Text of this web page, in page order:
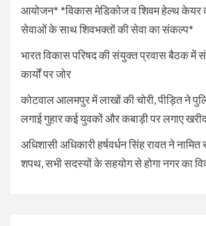
आयोजन* *विकास मेडिकोज व शिवम हेल्थ केयर
सेवाओं के साथ शिवभक्तों की सेवा का संकल्प*
भारत विकास परिषद की संयुक्त प्रवास बैठक में
कार्यों पर जोर
कोटवाल आलमपुर में लाखों की चोरी, पीड़ित ने
लगाई गुहार कई युवकों और कबाड़ी पर लगाए
अधिशासी अधिकारी हर्षवर्धन सिंह रावत ने
शपथ, सभी सदस्यों के सहयोग से होगा नगर का